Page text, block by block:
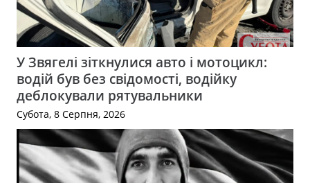
У Звягелі зіткнулися авто і мотоцикл:
водій був без свідомості, водійку
деблокували рятувальники
Субота, 8 Серпня, 2026